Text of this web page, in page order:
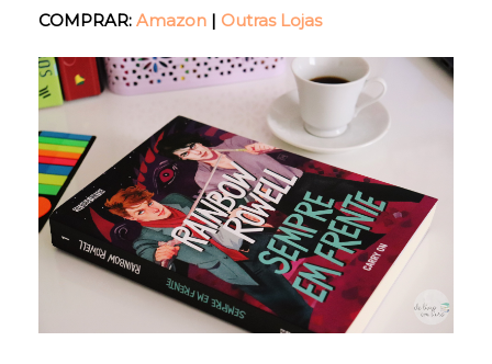
COMPRAR: Amazon | Outras Lojas